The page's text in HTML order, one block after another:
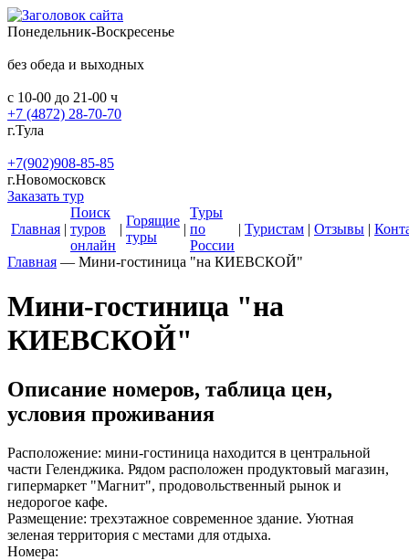
Понедельник-Воскресенье
без обеда и выходных
с 10-00 до 21-00 ч
+7 (4872) 28-70-70
г.Тула
+7(902)908-85-85
г.Новомосковск
Заказать тур
Главная |
Поиск
туров
онлайн
|
Горящие
туры
|
Туры
по
России
| Туристам | Отзывы |
Главная — Мини-гостиница "на КИЕВСКОЙ"
Мини-гостиница "на
КИЕВСКОЙ"
Описание номеров, таблица цен,
условия проживания
Расположение: мини-гостиница находится в центральной
части Геленджика. Рядом расположен продуктовый магазин,
гипермаркет "Магнит", продовольственный рынок и
недорогое кафе.
Размещение: трехэтажное современное здание. Уютная
зеленая территория с местами для отдыха.
Номера: